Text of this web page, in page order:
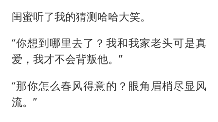
闺蜜听了我的猜测哈哈大笑。
“你想到哪里去了？我和我家老头可是真
爱，我才不会背叛他。”
“那你怎么春风得意的？眼角眉梢尽显风
流。”